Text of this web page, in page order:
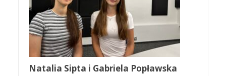
Natalia Sipta i Gabriela Popławska